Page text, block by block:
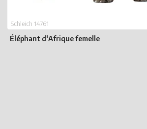
Éléphant d'Afrique femelle
Schleich 14761